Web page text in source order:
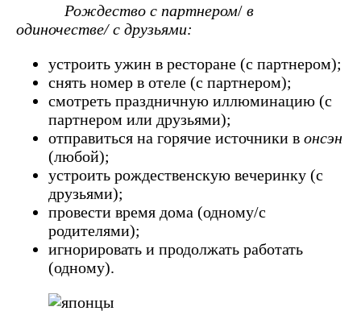
Рождество с партнером/ в
одиночестве/ с друзьями:
устроить ужин в ресторане (с партнером);
снять номер в отеле (с партнером);
смотреть праздничную иллюминацию (с
партнером или друзьями);
отправиться на горячие источники в онсэн
(любой);
устроить рождественскую вечеринку (с
друзьями);
провести время дома (одному/с
родителями);
игнорировать и продолжать работать
(одному).